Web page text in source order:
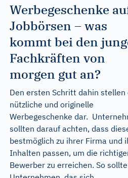
Werbegeschenke
Jobbörsen – was
kommt bei den
Fachkräften von
morgen gut an?
Den ersten Schritt dahin stellen
nützliche und originelle
Werbegeschenke dar.
sollten darauf achten, dass
bestmöglich zu ihrer Firma und
Inhalten passen, um die
Bewerber zu erreichen. So